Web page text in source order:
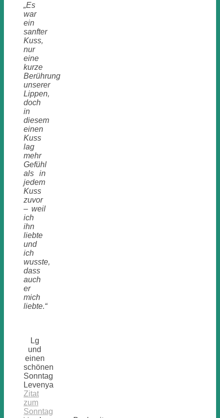
„Es
war
ein
sanfter
Kuss,
nur
eine
kurze
Berührung
unserer
Lippen,
doch
in
diesem
einen
Kuss
lag
mehr
Gefühl
als in
jedem
Kuss
zuvor
– weil
ich
ihn
liebte
und
ich
wusste,
dass
auch
er
mich
liebte.“
Lg
und
einen
schönen
Sonntag
Levenya
Zitat
zum
Sonntag